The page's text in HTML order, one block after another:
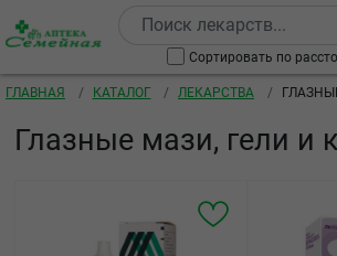
Сортировать по
Строка навигации
ГЛАВНАЯ КАТАЛОГ ЛЕКАРСТВА
Глазные мази, гели и